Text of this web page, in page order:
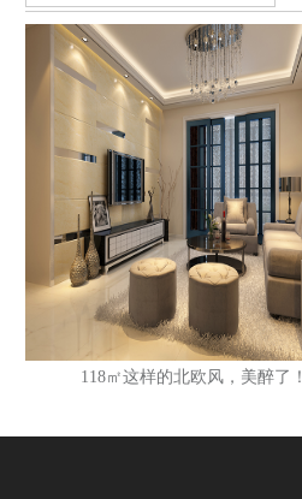
118㎡这样的北欧风，美醉了！